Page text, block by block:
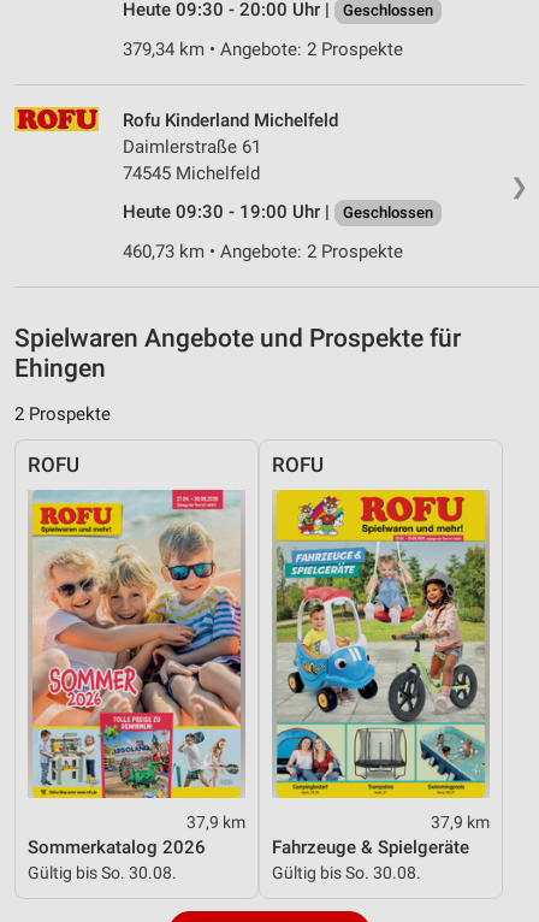
Heute 09:30 - 20:00 Uhr | Geschlossen
379,34 km • Angebote: 2 Prospekte
❯
Rofu Kinderland Michelfeld
Daimlerstraße 61
74545 Michelfeld
Heute 09:30 - 19:00 Uhr |
Geschlossen
460,73 km • Angebote: 2 Prospekte
Spielwaren Angebote und Prospekte für
Ehingen
2 Prospekte
ROFU
37,9 km
Sommerkatalog 2026
Gültig bis So. 30.08.
ROFU
37,9 km
Fahrzeuge & Spielgeräte
Gültig bis So. 30.08.
Funktional